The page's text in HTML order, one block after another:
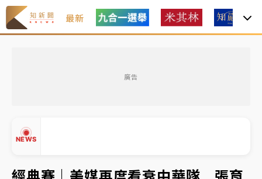
最新
廣告
NEWS
有片｜
連根拔起
中颱白海豚風雨來了！中部以北防豪雨 今晚、明天影